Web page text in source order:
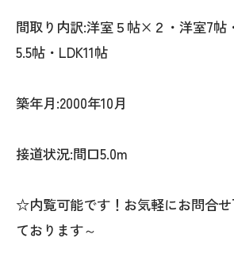
間取り内訳:洋室５帖×２・洋室7帖
5.5帖・LDK11帖
築年月:2000年10月
接道状況:間口5.0m
☆内覧可能です！お気軽にお問合せ
ております～